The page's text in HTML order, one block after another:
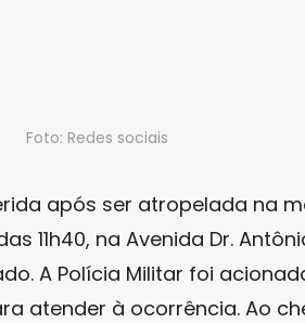
Foto: Redes sociais
após ser atropelada na
11h40, na Avenida Dr.
A Polícia Militar foi
atender à ocorrência. Ao